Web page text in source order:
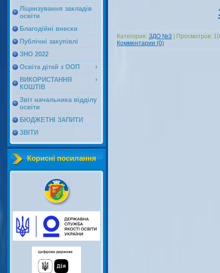
Ліцензування закладів
освіти
Благодійні внески
Публічні закупівлі
ЗНО 2022
Освіта дітей з ООП
ВИКОРИСТАННЯ
КОШТІВ
Звіт начальника відділу
освіти
БЮДЖЕТНІ ЗАПИТИ
ЗВІТИ
Корисні посилання
Категория: ЗДО №3 Просмотров:
Комментарии (0)